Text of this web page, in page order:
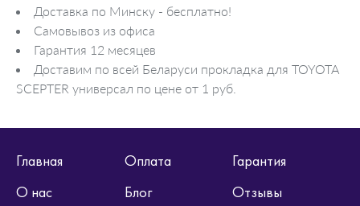
Доставка по Минску - бесплатно!
Самовывоз из офиса
Гарантия 12 месяцев
Доставим по всей Беларуси прокладка для TOYOTA
SCEPTER универсал по цене от 1 руб.
Главная Оплата
Гарантия
О нас
Блог Отзывы